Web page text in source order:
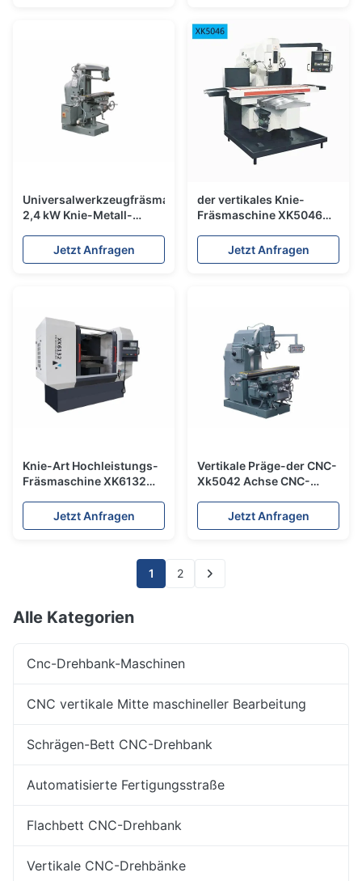
Universalwerkzeugfräsmaschine
2,4 kW Knie-Metall-
Jetzt Anfragen
der vertikales Knie-
Fräsmaschine XK5046
StarrheitJetzt Anfragen
Knie-Art Hochleistungs-
Fräsmaschine XK6132
Jetzt Anfragen
Vertikale Präge-der CNC-
Xk5042 Achse CNC-
hohen Genauigkeits-3
Jetzt Anfragen
1 2
Alle Kategorien
Cnc-Drehbank-Maschinen
CNC vertikale Mitte maschineller Bearbeitung
Schrägen-Bett CNC-Drehbank
Automatisierte Fertigungsstraße
Flachbett CNC-Drehbank
Vertikale CNC-Drehbänke